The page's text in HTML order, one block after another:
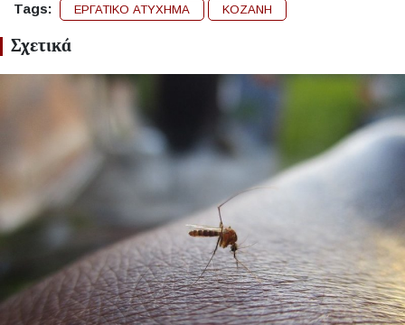
Tags: ΕΡΓΑΤΙΚΟ ΑΤΥΧΗΜΑ KOZANH
Σχετικά